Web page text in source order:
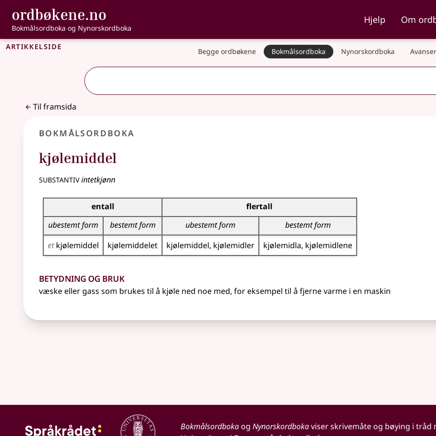
Gå til hovudinnhald
Tilgjenge
ordbøkene.no , Bokmålsordboka og Nynorskordboka
Bokmålsordboka og Nynorskordboka
Hjelp Om
Artikkelside Begge ordbøkene Bokmålsordboka Nynorskordboka
Til framsida
Bokmålsordboka
kjølemiddel
substantivintetkjønn
Bøyingstabell for dette substantivet
entall
flertall
ubestemt form
bestemt form ubestemt form
bestemt form
etkjøle­middel kjøle­middelet kjøle­middel kjøle­midler kjøle­midla kjøle­midlene
Betydning og bruk
væske eller gass som brukes til å kjøle ned noe med, for eksempel til å fjerne varme i en maskin
Bokmålsordbokaog Nynorskordbokaviser skrivemåte og bøying i tråd